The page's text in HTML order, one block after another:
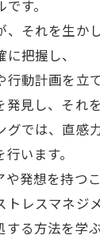
す。
それを生か
把握し、
動計画を立
見し、それ
では、直感
います。
発想を持つこ
レスマネジ
る方法を学ぶ